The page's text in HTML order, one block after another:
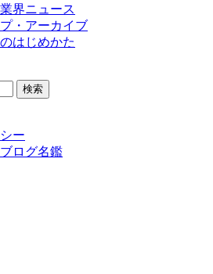
界ニュース
・アーカイブ
はじめかた
ー
ログ名鑑